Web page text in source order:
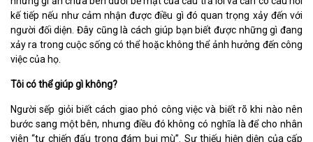
kế tiếp nếu như cảm nhận được điều gì đó quan trọng xảy đến với
người đối diện. Đây cũng là cách giúp bạn biết được những gì đang
xảy ra trong cuộc sống có thể hoặc không thể ảnh hưởng đến công
việc của họ.
Tôi có thể giúp gì không?
Người sếp giỏi biết cách giao phó công việc và biết rõ khi nào nên
bước sang một bên, nhưng điều đó không có nghĩa là để cho nhân
viên “tự chiến đấu trong đám bụi mù”. Sự thiếu hiện diện của cấp